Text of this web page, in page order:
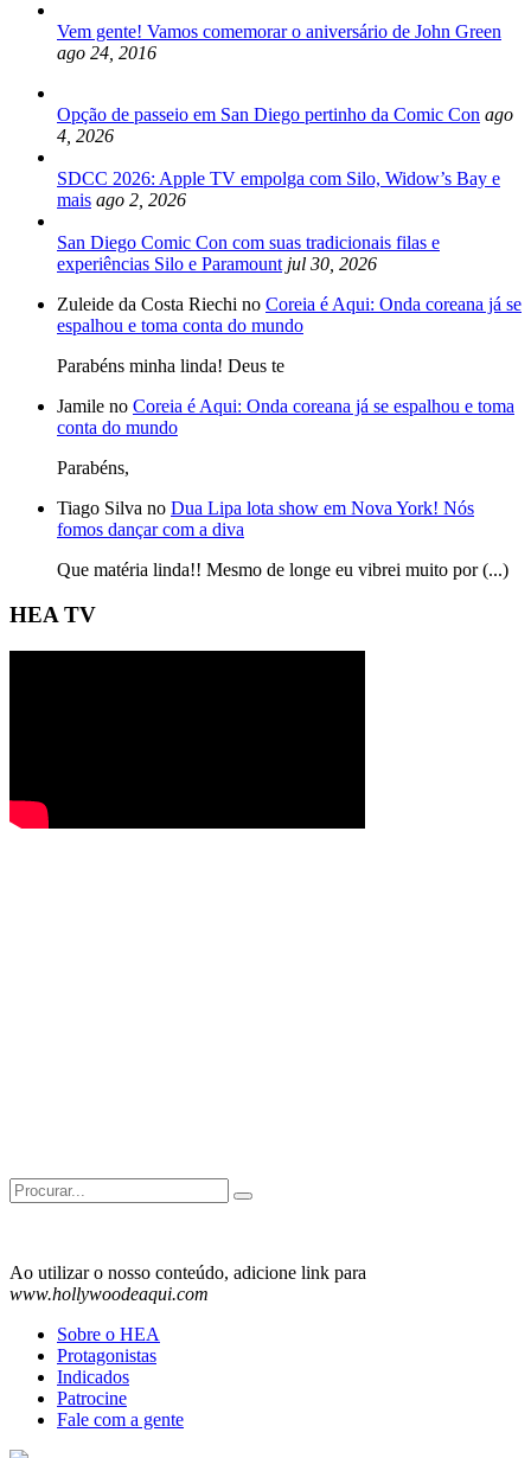
Vem gente! Vamos comemorar o aniversário de John Green
ago 24, 2016
Opção de passeio em San Diego pertinho da Comic Con ago
4, 2026
SDCC 2026: Apple TV empolga com Silo, Widow’s Bay e
mais ago 2, 2026
San Diego Comic Con com suas tradicionais filas e
experiências Silo e Paramount jul 30, 2026
Zuleide da Costa Riechi no Coreia é Aqui: Onda coreana já se
espalhou e toma conta do mundo
Parabéns minha linda! Deus te
Jamile no Coreia é Aqui: Onda coreana já se espalhou e toma
conta do mundo
Parabéns,
Tiago Silva no Dua Lipa lota show em Nova York! Nós
fomos dançar com a diva
Que matéria linda!! Mesmo de longe eu vibrei muito por (...)
HEA TV
Search
for:
Ao utilizar o nosso conteúdo, adicione link para
www.hollywoodeaqui.com
Sobre o HEA
Protagonistas
Indicados
Patrocine
Fale com a gente